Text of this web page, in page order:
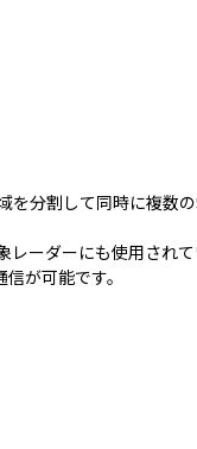
分割して同時に複数
ーダーにも使用され
が可能です。